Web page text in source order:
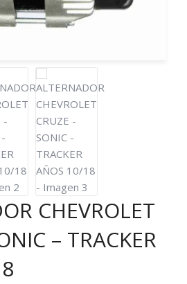
CHEVROLET
– TRACKER